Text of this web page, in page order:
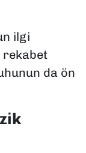
ilgi
rekabet
da ön